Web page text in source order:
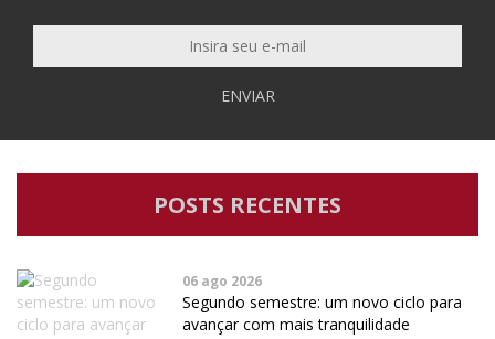
ENVIAR
POSTS RECENTES
06 ago 2026
Segundo semestre: um novo ciclo para
avançar com mais tranquilidade